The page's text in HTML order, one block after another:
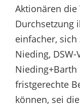
Aktionären
Durchsetzung
einfacher, sich
Nieding,
Nieding+Barth
fristgerechte
können, sei